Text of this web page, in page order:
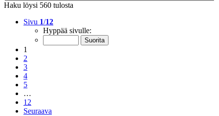
Haku löysi 560 tulosta
Sivu 1/12
Hyppää sivulle:
1
2
3
4
5
…
12
Seuraava